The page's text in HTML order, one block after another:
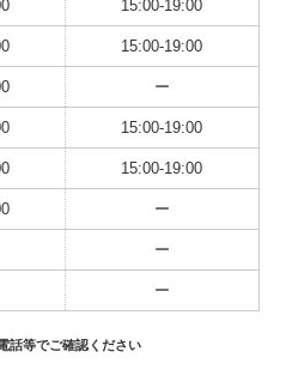
15:00-19:00
15:00-19:00
ー
15:00-19:00
15:00-19:00
ー
ー
ー
話等でご確認ください